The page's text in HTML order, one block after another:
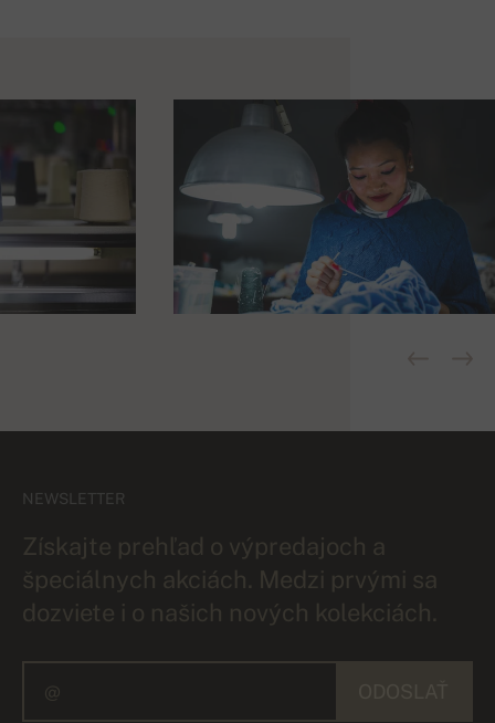
NEWSLETTER
Získajte prehľad o výpredajoch a
špeciálnych akciách. Medzi prvými sa
dozviete i o našich nových kolekciách.